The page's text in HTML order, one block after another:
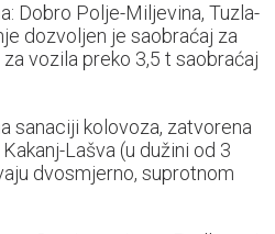
Dobro Polje-Miljevina, Tuzla-
dozvoljen je saobraćaj za
vozila preko 3,5 t saobraćaj
sanaciji kolovoza, zatvorena
Lašva (u dužini od 3
dvosmjerno, suprotnom